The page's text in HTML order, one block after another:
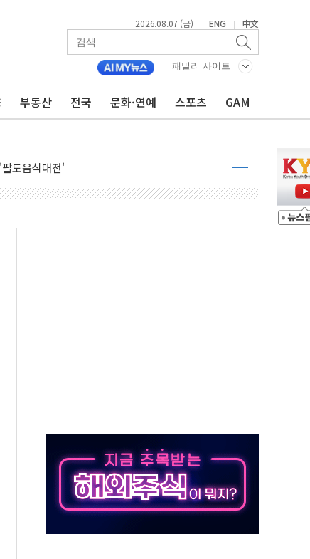
2026.08.07 (금) | ENG | 中文
패밀리 사이트
부동산 전국 문화·연예 스포츠 GAM
16% 늘고 영업이익은 제자리
티 페스타'…최대 91% 할인
억원 상당 통큰 기부
계형 적합업종' 재지정...5년 더 보호
동산 2차 회의 外
카드'…휴가철 넘어 장기 고객 묶는다
정명령 서명…출생시민권 제한 재시동
수품 부족설 일축 "막대한 무기 보유"
방 합의 막바지.."美와 직접 협상 없어"
래·김민석 후보 - 8월 7일
책 2차 점검회의…주택 공급 대책 막바지 조율